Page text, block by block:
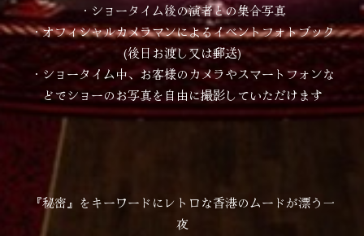
・ショータイム後の演者との集合写真
・オフィシャルカメラマンによるイベントフォトブック
(後日お渡し又は郵送)
・ショータイム中、お客様のカメラやスマートフォンな
どでショーのお写真を自由に撮影していただけます
『秘密』をキーワードにレトロな香港のムードが漂う一
夜